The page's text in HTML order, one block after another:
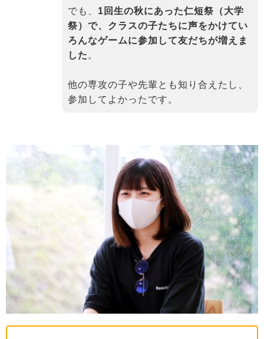
でも、 1回生の秋にあった仁短祭（大学
祭）で、クラスの子たちに声をかけてい
ろんなゲームに参加して友だちが増えま
した 。
他の専攻の子や先輩とも知り合えたし、
参加してよかったです。